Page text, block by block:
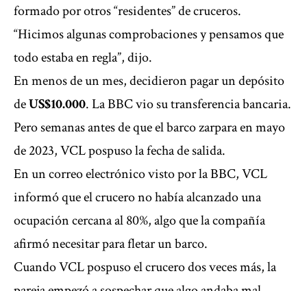
formado por otros “residentes” de cruceros.
“Hicimos algunas comprobaciones y pensamos que
todo estaba en regla”, dijo.
En menos de un mes, decidieron pagar un depósito
deUS$10.000. La BBC vio su transferencia bancaria.
Pero semanas antes de que el barco zarpara en mayo
de 2023, VCL pospuso la fecha de salida.
En un correo electrónico visto por la BBC, VCL
informó que el crucero no había alcanzado una
ocupación cercana al 80%, algo que la compañía
afirmó necesitar para fletar un barco.
Cuando VCL pospuso el crucero dos veces más, la